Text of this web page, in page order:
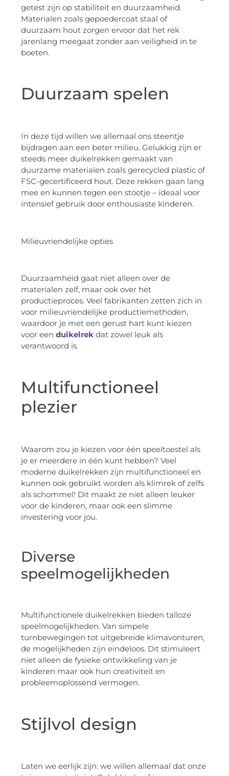
getest zijn op stabiliteit en duurzaamheid.
Materialen zoals gepoedercoat staal of
duurzaam hout zorgen ervoor dat het rek
jarenlang meegaat zonder aan veiligheid in te
boeten.
Duurzaam spelen
In deze tijd willen we allemaal ons steentje
bijdragen aan een beter milieu. Gelukkig zijn er
steeds meer duikelrekken gemaakt van
duurzame materialen zoals gerecycled plastic of
FSC-gecertificeerd hout. Deze rekken gaan lang
mee en kunnen tegen een stootje – ideaal voor
intensief gebruik door enthousiaste kinderen.
Milieuvriendelijke opties
Duurzaamheid gaat niet alleen over de
materialen zelf, maar ook over het
productieproces. Veel fabrikanten zetten zich in
voor milieuvriendelijke productiemethoden,
waardoor je met een gerust hart kunt kiezen
voor een duikelrek dat zowel leuk als
verantwoord is.
Multifunctioneel
plezier
Waarom zou je kiezen voor één speeltoestel als
je er meerdere in één kunt hebben? Veel
moderne duikelrekken zijn multifunctioneel en
kunnen ook gebruikt worden als klimrek of zelfs
als schommel! Dit maakt ze niet alleen leuker
voor de kinderen, maar ook een slimme
investering voor jou.
Diverse
speelmogelijkheden
Multifunctionele duikelrekken bieden talloze
speelmogelijkheden. Van simpele
turnbewegingen tot uitgebreide klimavonturen,
de mogelijkheden zijn eindeloos. Dit stimuleert
niet alleen de fysieke ontwikkeling van je
kinderen maar ook hun creativiteit en
probleemoplossend vermogen.
Stijlvol design
Laten we eerlijk zijn: we willen allemaal dat onze